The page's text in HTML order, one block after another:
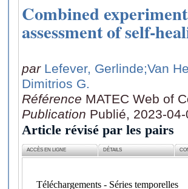
Combined
assessment of self-
par Lefever, Gerlinde;Van
Dimitrios G.
Référence MATEC Web of
Publication Publié, 2023-04-
Article révisé par les pairs
ACCÈS EN LIGNE DÉTAILS